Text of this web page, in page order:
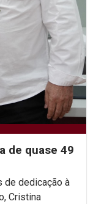
de quase 49
de dedicação à
Cristina